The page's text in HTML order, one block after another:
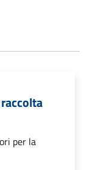
per la